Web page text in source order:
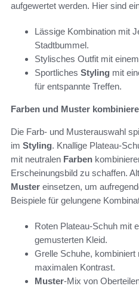
aufgewertet werden. Hier sind
Lässige Kombination mit
Stadtbummel.
Stylisches Outfit mit
Sportliches Styling mit
für entspannte Treffen.
Farben und Muster
Die Farb- und Musterauswahl
im Styling. Knallige Plateau-
mit neutralen Farben
Erscheinungsbild zu schaffen.
Muster einsetzen, um
Beispiele für gelungene
Roten Plateau-Schuh mit
gemusterten Kleid.
Grelle Schuhe, kombiniert
maximalen Kontrast.
Muster-Mix von